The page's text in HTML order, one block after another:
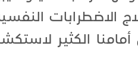
الاضطرابات
الكثير